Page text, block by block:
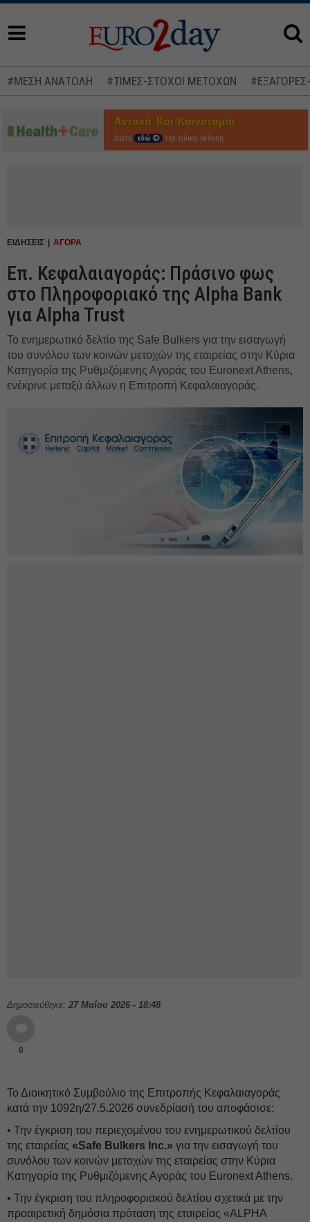
#ΜΕΣΗ ΑΝΑΤΟΛΗ #ΤΙΜΕΣ-ΣΤΟΧΟΙ ΜΕΤΟΧΩΝ
Δείτε εδώ την ειδική έκδοση
ΕΙΔΗΣΕΙΣ ΑΓΟΡΑ
Επ. Κεφαλαιαγοράς: Πράσινο φως
στο Πληροφοριακό της Alpha Bank
για Alpha Trust
To ενημερωτικό δελτίο της Safe Bulkers για την εισαγωγή
του συνόλου των κοινών μετοχών της εταιρείας στην Κύρια
Κατηγορία της Ρυθμιζόμενης Αγοράς του Εuronext Athens,
ενέκρινε μεταξύ άλλων η Επιτροπή Κεφαλαιαγοράς.
Δημοσιεύθηκε: 27 Μαΐου 2026 - 18:48
0
Το Διοικητικό Συμβούλιο της Επιτροπής Κεφαλαιαγοράς
κατά την 1092η/27.5.2026 συνεδρίασή του αποφάσισε:
• Την έγκριση του περιεχομένου του ενημερωτικού δελτίου
της εταιρείας «Safe Bulkers Inc.» για την εισαγωγή του
συνόλου των κοινών μετοχών της εταιρείας στην Κύρια
Κατηγορία της Ρυθμιζόμενης Αγοράς του Εuronext Athens.
• Την έγκριση του πληροφοριακού δελτίου σχετικά με την
προαιρετική δημόσια πρόταση της εταιρείας «ALPHA